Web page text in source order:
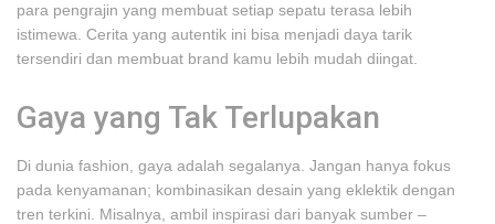
para pengrajin yang membuat setiap sepatu terasa lebih
istimewa. Cerita yang autentik ini bisa menjadi daya tarik
tersendiri dan membuat brand kamu lebih mudah diingat.
Gaya yang Tak Terlupakan
Di dunia fashion, gaya adalah segalanya. Jangan hanya fokus
pada kenyamanan; kombinasikan desain yang eklektik dengan
tren terkini. Misalnya, ambil inspirasi dari banyak sumber –